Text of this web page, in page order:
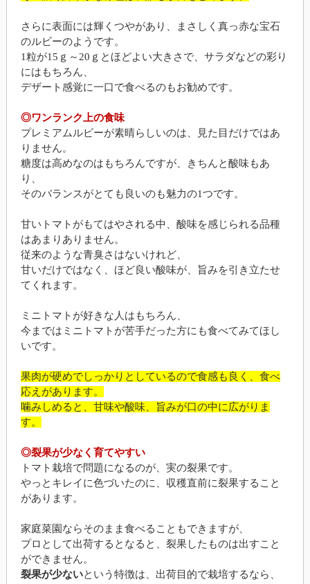
さらに表面には輝くつやがあり、まさしく真っ赤な宝石
のルビーのようです。
1粒が15ｇ～20ｇとほどよい大きさで、サラダなどの彩り
にはもちろん、
デザート感覚に一口で食べるのもお勧めです。
◎ワンランク上の食味
プレミアムルビーが素晴らしいのは、見た目だけではあ
りません。
糖度は高めなのはもちろんですが、きちんと酸味もあ
り、
そのバランスがとても良いのも魅力の1つです。
甘いトマトがもてはやされる中、酸味を感じられる品種
はあまりありません。
従来のような青臭さはないけれど、
甘いだけではなく、ほど良い酸味が、旨みを引き立たせ
てくれます。
ミニトマトが好きな人はもちろん、
今まではミニトマトが苦手だった方にも食べてみてほし
いです。
果肉が硬めでしっかりとしているので食感も良く、食べ
応えがあります。
噛みしめると、甘味や酸味、旨みが口の中に広がりま
す。
◎裂果が少なく育てやすい
トマト栽培で問題になるのが、実の裂果です。
やっとキレイに色づいたのに、収穫直前に裂果すること
があります。
家庭菜園ならそのまま食べることもできますが、
プロとして出荷するとなると、裂果したものは出すこと
ができません。
裂果が少ないという特徴は、出荷目的で栽培するなら、